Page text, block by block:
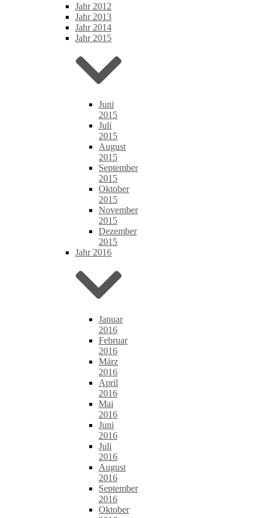
Jahr 2012
Jahr 2013
Jahr 2014
Jahr 2015
Juni
2015
Juli
2015
August
2015
September
2015
Oktober
2015
November
2015
Dezember
2015
Jahr 2016
Januar
2016
Februar
2016
März
2016
April
2016
Mai
2016
Juni
2016
Juli
2016
August
2016
September
2016
Oktober